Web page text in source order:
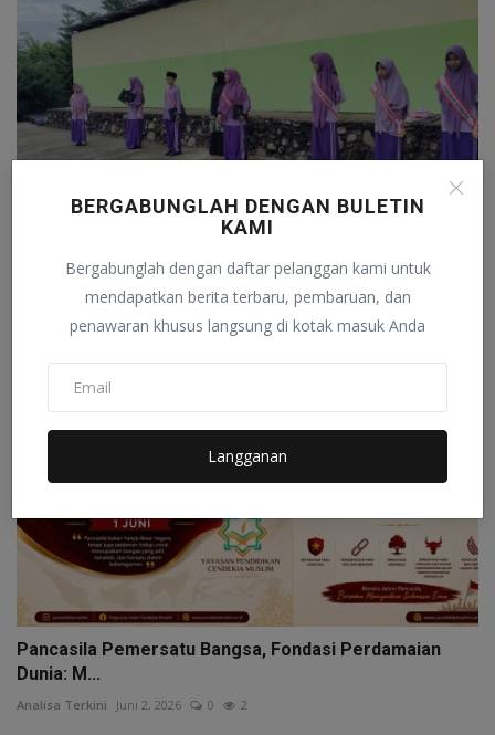
BERGABUNGLAH DENGAN BULETIN
KAMI
Bergabunglah dengan daftar pelanggan kami untuk
mendapatkan berita terbaru, pembaruan, dan
penawaran khusus langsung di kotak masuk Anda
Langganan
Analisa Terkini Juli 23, 2026 0 3
Pancasila Pemersatu Bangsa, Fondasi Perdamaian
Dunia: M...
Analisa Terkini Juni 2, 2026 0 2